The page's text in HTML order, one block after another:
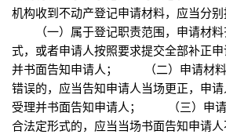
机构收到不动产登记申请材料，应当分别
（一）属于登记职责范围，申请材料
式，或者申请人按照要求提交全部补正
并书面告知申请人； （二）申请材料
错误的，应当告知申请人当场更正，申
受理并书面告知申请人； （三）申请
合法定形式的，应当当场书面告知申请